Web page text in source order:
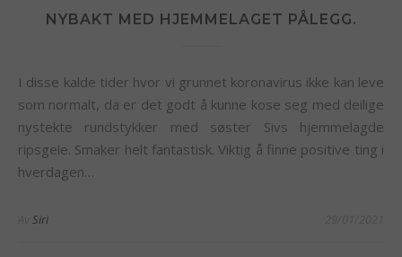
NYBAKT MED HJEMMELAGET PÅLEGG.
I disse kalde tider hvor vi grunnet koronavirus ikke kan leve
som normalt, da er det godt å kunne kose seg med deilige
nystekte rundstykker med søster Sivs hjemmelagde
ripsgele. Smaker helt fantastisk. Viktig å finne positive ting i
hverdagen…
Siri